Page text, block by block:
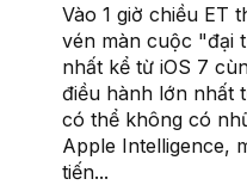
Vào 1 giờ chiều ET
vén màn cuộc "đại
nhất kể từ iOS 7
điều hành lớn nhất
có thể không có
Apple Intelligence,
tiến...